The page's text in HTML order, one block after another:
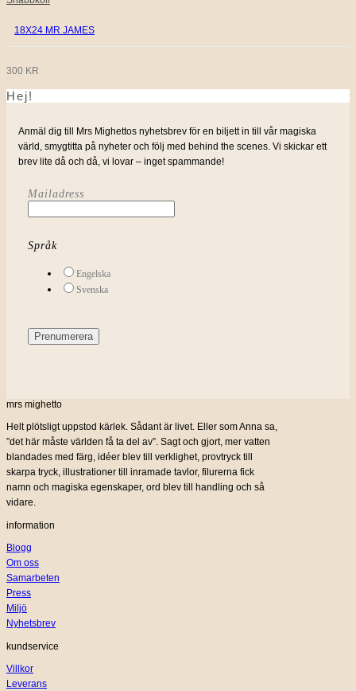
18X24 MR JAMES
300 KR
Hej!
Anmäl dig till Mrs Mighettos nyhetsbrev för en biljett in till vår magiska
värld, smygtitta på nyheter och följ med behind the scenes. Vi skickar ett
brev lite då och då, vi lovar – inget spammande!
Mailadress
Språk
Engelska
Svenska
mrs mighetto
Helt plötsligt uppstod kärlek. Sådant är livet. Eller som Anna sa,
”det här måste världen få ta del av”. Sagt och gjort, mer vatten
blandades med färg, idéer blev till verklighet, provtryck till
skarpa tryck, illustrationer till inramade tavlor, filurerna fick
namn och magiska egenskaper, ord blev till handling och så
vidare.
information
Blogg
Om oss
Samarbeten
Press
Miljö
Nyhetsbrev
kundservice
Villkor
Leverans